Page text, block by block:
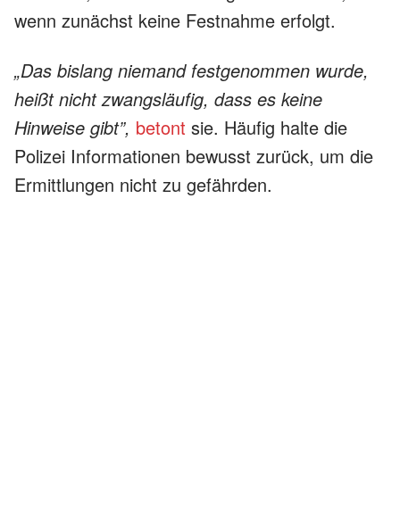
wenn zunächst keine Festnahme erfolgt.
„Das bislang niemand festgenommen wurde,
heißt nicht zwangsläufig, dass es keine
Hinweise gibt”, betont sie. Häufig halte die
Polizei Informationen bewusst zurück, um die
Ermittlungen nicht zu gefährden.